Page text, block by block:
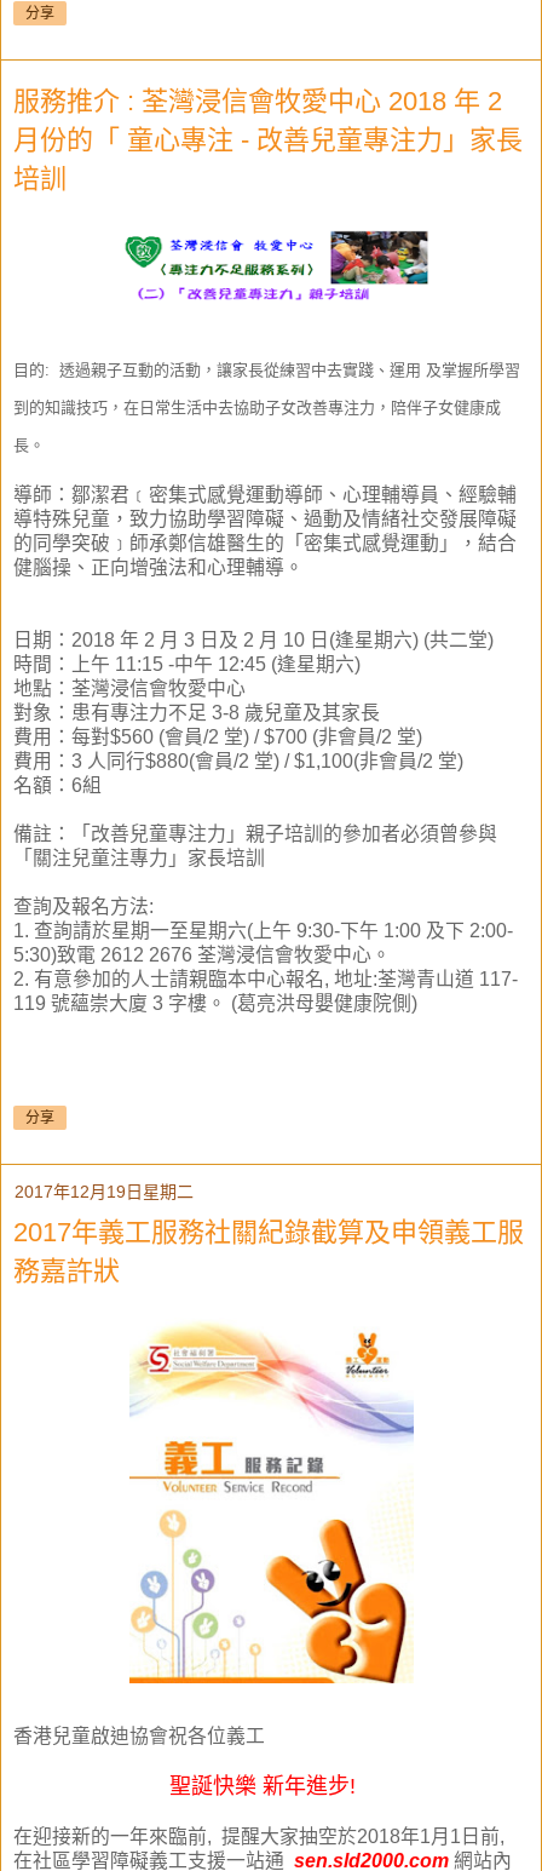
分享
服務推介 : 荃灣浸信會牧愛中心 2018 年 2
月份的「 童心專注 - 改善兒童專注力」家長
培訓
目的: 透過親子互動的活動，讓家長從練習中去實踐、運用 及掌握所學習
到的知識技巧，在日常生活中去協助子女改善專注力，陪伴子女健康成
長。
導師： 鄒潔君﹝密集式感覺運動導師、心理輔導員、經驗輔
導特殊兒童，致力協助學習障礙、過動及情緒社交發展障礙
的同學突破﹞師承鄭信雄醫生的「密集式感覺運動」，結合
健腦操、正向增強法和心理輔導。
日期：2018 年 2 月 3 日及 2 月 10 日(逢星期六) (共二堂)
時間：
上午 11:15 -中午 12:45 (逢星期六)
地點：荃灣浸信會牧愛中心
對象： 患有專注力不足 3-8 歲兒童及其家長
費用： 每對$560 (會員/2 堂) / $700 (非會員/2 堂)
費用：3 人同行$880(會員/2 堂) / $1,100(非會員/2 堂)
名額：6組
備註：「改善兒童專注力」親子培訓的參加者必須曾參與
「關注兒童注專力」家長培訓
查詢及報名方法:
1. 查詢請於星期一至星期六(上午 9:30-下午 1:00 及下 2:00-
5:30)致電 2612 2676 荃灣浸信會牧愛中心。
2. 有意參加的人士請親臨本中心報名, 地址:荃灣青山道 117-
119 號蘊崇大廈 3 字樓。 (葛亮洪母嬰健康院側)
分享
2017年12月19日星期二
2017年義工服務社關紀錄截算及申領義工服
務嘉許狀
香港兒童啟迪協會祝各位義工
聖誕快樂 新年進步!
在迎接新的一年來臨前, 提醒大家抽空於2018年1月1日前,
在社區學習障礙義工支援一站通 sen.sld2000.com 網站內